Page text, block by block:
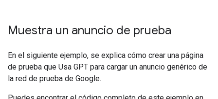
Muestra un anuncio de prueba
En el siguiente ejemplo, se explica cómo crear una página
de prueba que Usa GPT para cargar un anuncio genérico de
la red de prueba de Google.